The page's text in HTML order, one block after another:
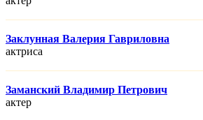
Заклунная Валерия Гавриловна
актриса
Заманский Владимир Петрович
актер